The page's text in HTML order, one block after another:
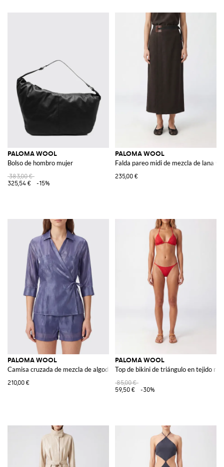
PALOMA WOOL
Bolso de hombro mujer
383,00 €
325,54 €
-15%
PALOMA WOOL
Falda pareo midi de mezcla de lana y
235,00 €
PALOMA WOOL
Camisa cruzada de mezcla de algodón de corte slim con mangas largas
210,00 €
PALOMA WOOL
Top de bikini de triángulo en tejido
85,00 €
59,50 €
-30%